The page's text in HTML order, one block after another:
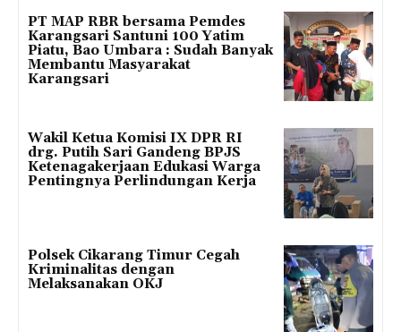
PT MAP RBR bersama Pemdes
Karangsari Santuni 100 Yatim
Piatu, Bao Umbara : Sudah Banyak
Membantu Masyarakat
Karangsari
Wakil Ketua Komisi IX DPR RI
drg. Putih Sari Gandeng BPJS
Ketenagakerjaan Edukasi Warga
Pentingnya Perlindungan Kerja
Polsek Cikarang Timur Cegah
Kriminalitas dengan
Melaksanakan OKJ